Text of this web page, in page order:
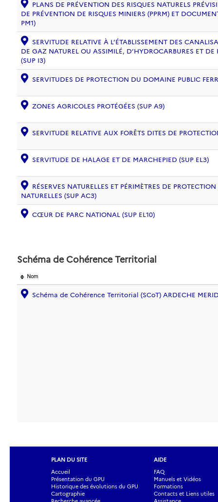
PLANS DE PRÉVENTION DES RISQUES NATURELS
DE PRÉVENTION DE RISQUES MINIERS (PPRM) ET
PM1)
SERVITUDE RELATIVE À L’ÉTABLISSEMENT DES
DE GAZ NATUREL OU ASSIMILÉ, D’HYDROCARBURES ET
(SUP I3)
SERVITUDES DE PROTECTION DU DOMAINE PUBLIC
ZONES AGRICOLES PROTÉGÉES (SUP A9)
SERVITUDE RELATIVE AUX FORÊTS DITES DE
SERVITUDE DE HALAGE ET DE MARCHEPIED (SUP EL3)
RÉSERVES NATURELLES ET PÉRIMÈTRES DE
NATURELLES (SUP AC3)
CŒUR DE PARC NATIONAL (SUP EL10)
Schéma de Cohérence Territorial
Nom
Schéma de Cohérence Territorial (SCoT) ARDECHE
PLAN DU SITE
Accueil
Présentation du GPU
Historique des évolutions du GPU
Cartographie
AIDE
FAQ
Manuels et Vidéos
Formations
Contacts et Liens utiles